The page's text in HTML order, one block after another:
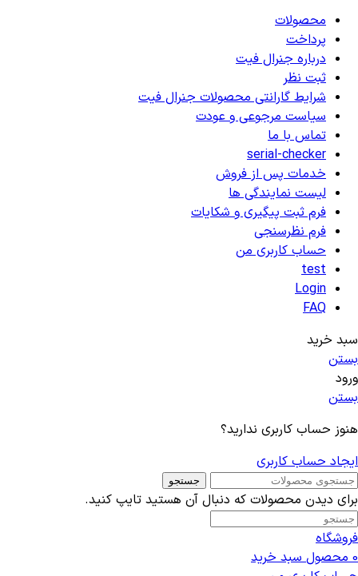
محصولات
پرداخت
درباره جنرال فیت
ثبت نظر
شرایط گارانتی محصولات جنرال فیت
سیاست مرجوعی و عودت
تماس با ما
serial-checker
خدمات پس از فروش
لیست نمایندگی ها
فرم ثبت پیگیری و شکایات
فرم نظرسنجی
حساب کاربری من
test
Login
FAQ
سبد خرید
بستن
ورود
بستن
هنوز حساب کاربری ندارید؟
ایجاد حساب کاربری
جستجو
برای دیدن محصولات که دنبال آن هستید تایپ کنید.
فروشگاه
0 محصول سبد خرید